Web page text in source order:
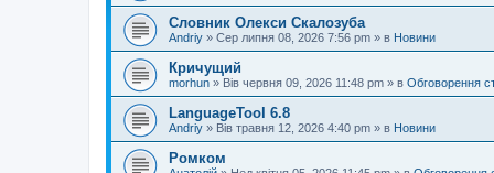
Словник Олекси Скалозуба
Andriy » Сер липня 08, 2026 7:56 pm » в Новини
Кричущий
morhun » Вів червня 09, 2026 11:48 pm » в Обговорення
LanguageTool 6.8
Andriy » Вів травня 12, 2026 4:40 pm » в Новини
Ромком